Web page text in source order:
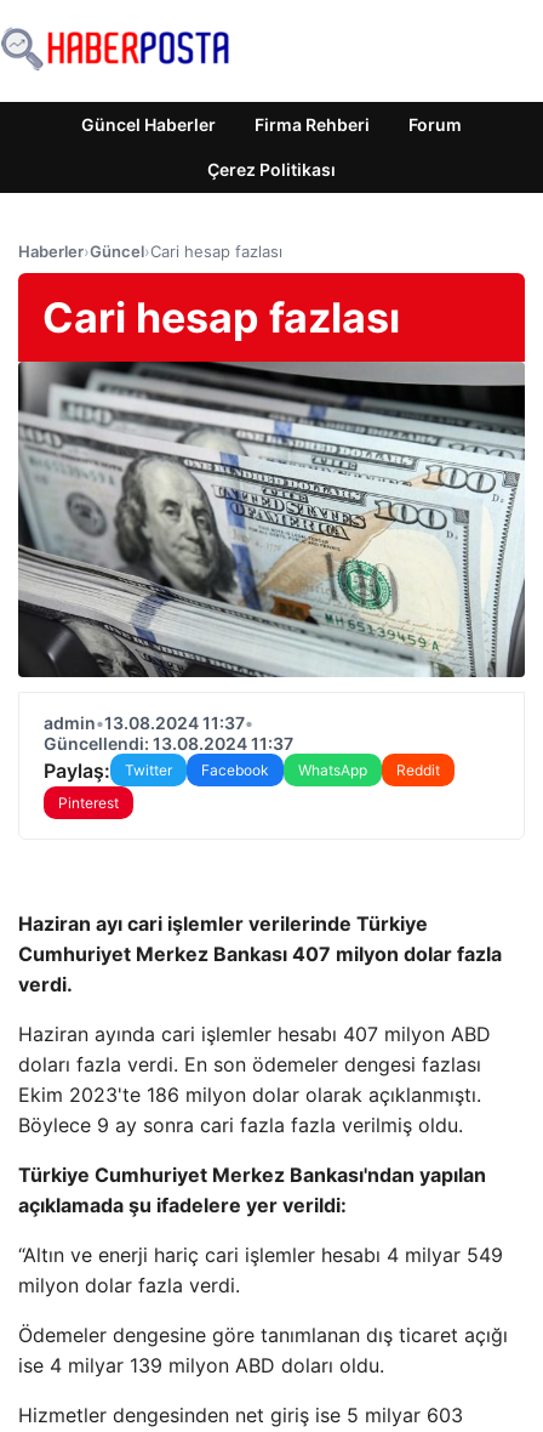
Güncel Haberler Firma Rehberi Forum
Çerez Politikası
Haberler›Güncel›Cari hesap fazlası
Cari hesap fazlası
admin•13.08.2024 11:37•
Güncellendi: 13.08.2024 11:37
Paylaş: Twitter Facebook WhatsApp
Reddit
Pinterest
Haziran ayı cari işlemler verilerinde Türkiye
Cumhuriyet Merkez Bankası 407 milyon dolar fazla
verdi.
Haziran ayında cari işlemler hesabı 407 milyon ABD
doları fazla verdi. En son ödemeler dengesi fazlası
Ekim 2023'te 186 milyon dolar olarak açıklanmıştı.
Böylece 9 ay sonra cari fazla fazla verilmiş oldu.
Türkiye Cumhuriyet Merkez Bankası'ndan yapılan
açıklamada şu ifadelere yer verildi:
“Altın ve enerji hariç cari işlemler hesabı 4 milyar 549
milyon dolar fazla verdi.
Ödemeler dengesine göre tanımlanan dış ticaret açığı
ise 4 milyar 139 milyon ABD doları oldu.
Hizmetler dengesinden net giriş ise 5 milyar 603